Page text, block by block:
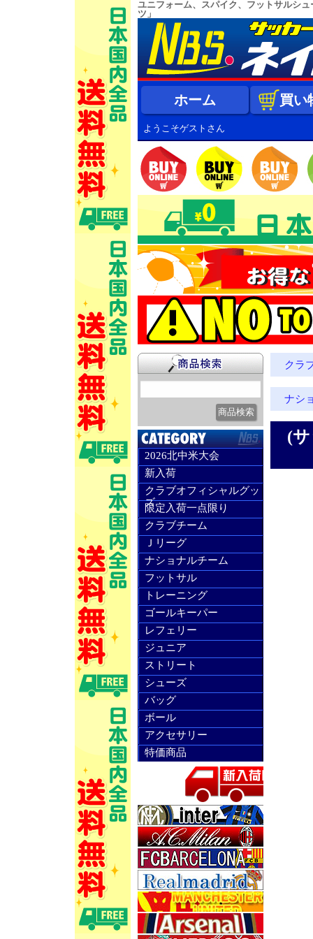
ユニフォーム、スパイク、フットサルシ
ツ」
ホーム 買い
ようこそゲストさん
2026北中米大会
新入荷
クラブオフィシャルグッ
ズ
限定入荷一点限り
クラブチーム
Ｊリーグ
ナショナルチーム
フットサル
トレーニング
ゴールキーパー
レフェリー
ジュニア
ストリート
シューズ
バッグ
ボール
アクセサリー
特価商品
クラ
ナシ
(